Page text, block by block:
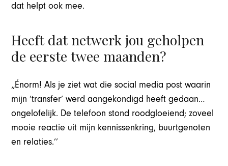
dat helpt ook mee.
Heeft dat netwerk jou geholpen
de eerste twee maanden?
„Énorm! Als je ziet wat die social media post waarin
mijn ‘transfer’ werd aangekondigd heeft gedaan…
ongelofelijk. De telefoon stond roodgloeiend; zoveel
mooie reactie uit mijn kennissenkring, buurtgenoten
en relaties.’’